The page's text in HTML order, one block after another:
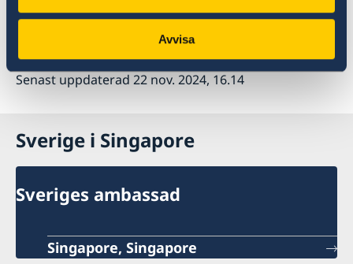
Avvisa
www.swedenabroad.com/singapore
Senast uppdaterad 22 nov. 2024, 16.14
Sverige i Singapore
Sveriges ambassad
Singapore, Singapore